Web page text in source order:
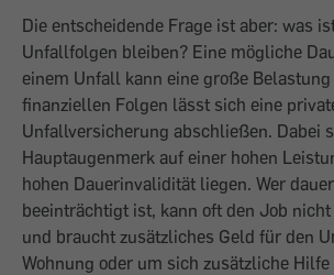
Die entscheidende Frage ist aber: was
Unfallfolgen bleiben? Eine mögliche
einem Unfall kann eine große
finanziellen Folgen lässt sich eine
Unfallversicherung abschließen. Dabei
Hauptaugenmerk auf einer hohen
hohen Dauerinvalidität liegen. Wer
beeinträchtigt ist, kann oft den Job
und braucht zusätzliches Geld für den
Wohnung oder um sich zusätzliche